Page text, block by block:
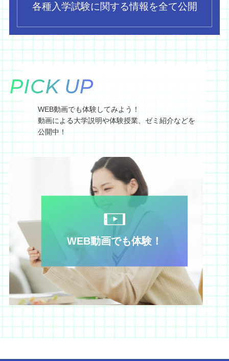
各種入学試験に関する情報を全て公開
PICK UP
WEB動画でも体験してみよう！
動画による大学説明や体験授業、ゼミ紹介などを
公開中！
WEB動画でも体験！